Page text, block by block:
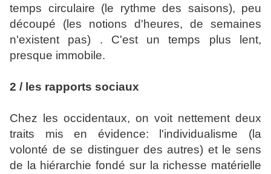
temps circulaire (le rythme des saisons), peu
découpé (les notions d'heures, de semaines
n'existent pas) . C'est un temps plus lent,
presque immobile.
2 / les rapports sociaux
Chez les occidentaux, on voit nettement deux
traits mis en évidence: l'individualisme (la
volonté de se distinguer des autres) et le sens
de la hiérarchie fondé sur la richesse matérielle